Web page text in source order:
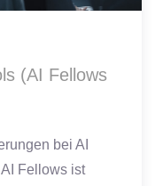
(AI Fellows
bei AI
Fellows ist